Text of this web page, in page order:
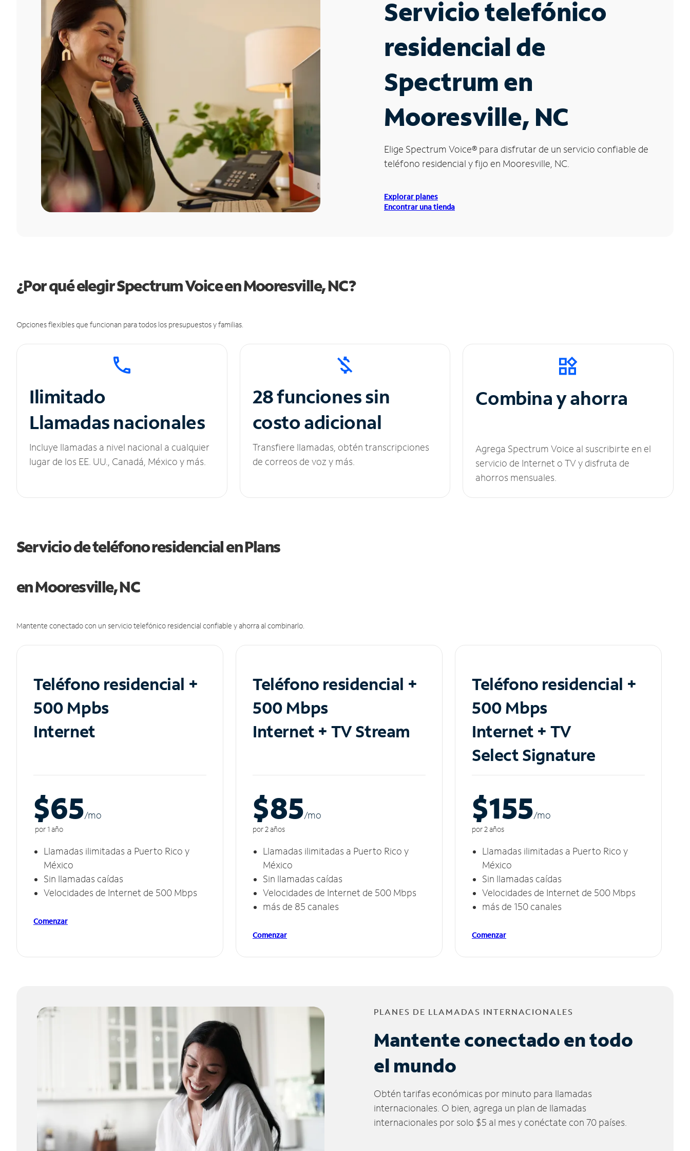
Servicio telefónico
residencial de
Spectrum en
Mooresville, NC
Elige Spectrum Voice® para disfrutar de un servicio confiable de
teléfono residencial y fijo en Mooresville, NC.
Explorar planes
Encontrar una tienda
¿Por qué elegir Spectrum Voice en Mooresville, NC?
Opciones flexibles que funcionan para todos los presupuestos y familias.
Ilimitado
Llamadas nacionales
Incluye llamadas a nivel nacional a cualquier
lugar de los EE. UU., Canadá, México y más.
28 funciones sin
costo adicional
Transfiere llamadas, obtén transcripciones
de correos de voz y más.
Combina y ahorra
Agrega Spectrum Voice al suscribirte en el
servicio de Internet o TV y disfruta de
ahorros mensuales.
Servicio de teléfono residencial en Plans
en Mooresville, NC
Mantente conectado con un servicio telefónico residencial confiable y ahorra al combinarlo.
Teléfono residencial +
500 Mpbs
Internet
$65/mo
por 1 año
Llamadas ilimitadas a Puerto Rico y
México
Sin llamadas caídas
Velocidades de Internet de 500 Mbps
Comenzar
Teléfono residencial +
500 Mbps
Internet + TV Stream
$85/mo
por 2 años
Llamadas ilimitadas a Puerto Rico y
México
Sin llamadas caídas
Velocidades de Internet de 500 Mbps
más de 85 canales
Comenzar
Teléfono residencial +
500 Mbps
Internet + TV
Select Signature
$155/mo
por 2 años
Llamadas ilimitadas a Puerto Rico y
México
Sin llamadas caídas
Velocidades de Internet de 500 Mbps
más de 150 canales
Comenzar
PLANES DE LLAMADAS INTERNACIONALES
Mantente conectado en todo
el mundo
Obtén tarifas económicas por minuto para llamadas
internacionales. O bien, agrega un plan de llamadas
internacionales por solo $5 al mes y conéctate con 70 países.